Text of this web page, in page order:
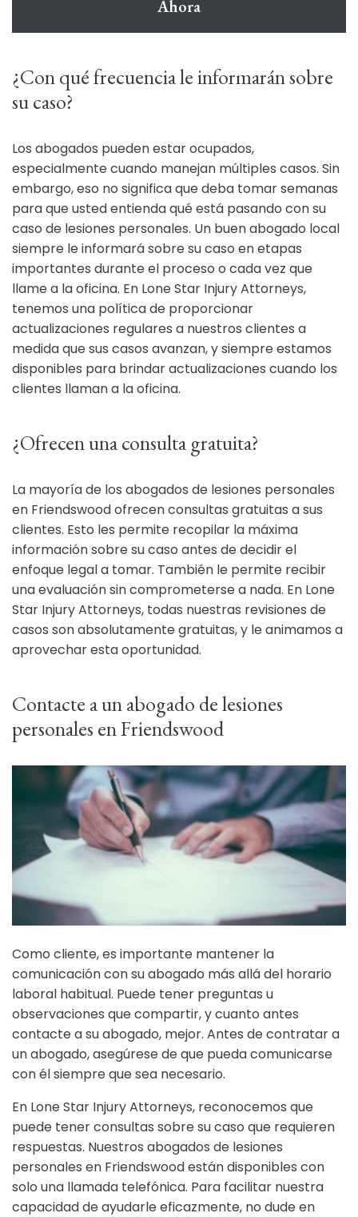
Ahora
¿Con qué frecuencia le informarán sobre
su caso?
Los abogados pueden estar ocupados,
especialmente cuando manejan múltiples casos. Sin
embargo, eso no significa que deba tomar semanas
para que usted entienda qué está pasando con su
caso de lesiones personales. Un buen abogado local
siempre le informará sobre su caso en etapas
importantes durante el proceso o cada vez que
llame a la oficina. En Lone Star Injury Attorneys,
tenemos una política de proporcionar
actualizaciones regulares a nuestros clientes a
medida que sus casos avanzan, y siempre estamos
disponibles para brindar actualizaciones cuando los
clientes llaman a la oficina.
¿Ofrecen una consulta gratuita?
La mayoría de los abogados de lesiones personales
en Friendswood ofrecen consultas gratuitas a sus
clientes. Esto les permite recopilar la máxima
información sobre su caso antes de decidir el
enfoque legal a tomar. También le permite recibir
una evaluación sin comprometerse a nada. En Lone
Star Injury Attorneys, todas nuestras revisiones de
casos son absolutamente gratuitas, y le animamos a
aprovechar esta oportunidad.
Contacte a un abogado de lesiones
personales en Friendswood
Como cliente, es importante mantener la
comunicación con su abogado más allá del horario
laboral habitual. Puede tener preguntas u
observaciones que compartir, y cuanto antes
contacte a su abogado, mejor. Antes de contratar a
un abogado, asegúrese de que pueda comunicarse
con él siempre que sea necesario.
En Lone Star Injury Attorneys, reconocemos que
puede tener consultas sobre su caso que requieren
respuestas. Nuestros abogados de lesiones
personales en Friendswood están disponibles con
solo una llamada telefónica. Para facilitar nuestra
capacidad de ayudarle eficazmente, no dude en